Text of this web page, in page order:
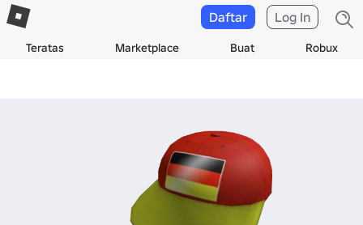
Teratas Marketplace Buat Robux
Daftar Log In